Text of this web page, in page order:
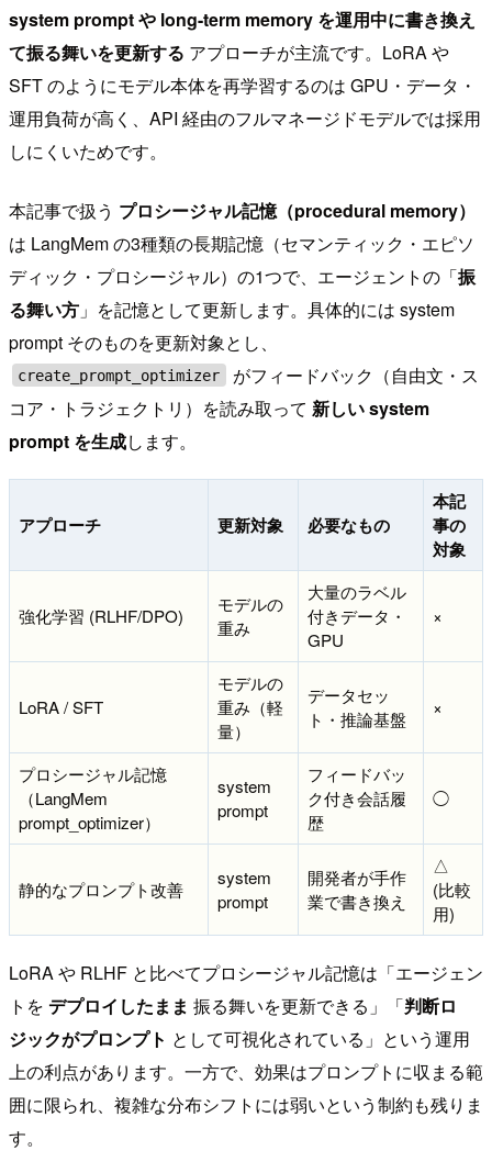
system prompt や long-term memory を運用中に書き換え
て振る舞いを更新する アプローチが主流です。LoRA や
SFT のようにモデル本体を再学習するのは GPU・データ・
運用負荷が高く、API 経由のフルマネージドモデルでは採用
しにくいためです。
本記事で扱う プロシージャル記憶（procedural memory）
は LangMem の3種類の長期記憶（セマンティック・エピソ
ディック・プロシージャル）の1つで、エージェントの「振
る舞い方 」を記憶として更新します。具体的には system
prompt そのものを更新対象とし、
create_prompt_optimizer
がフィードバック（自由文・ス
コア・トラジェクトリ）を読み取って 新しい system
prompt を生成します。
アプローチ 更新対象 必要なもの
本記
事の
対象
強化学習 (RLHF/DPO)
モデルの
重み
大量のラベル
付きデータ・
GPU
×
LoRA / SFT
モデルの
重み（軽
量）
データセッ
ト・推論基盤
×
プロシージャル記憶
（LangMem
prompt_optimizer）
system
prompt
フィードバッ
ク付き会話履
歴
◯
静的なプロンプト改善
system
prompt
開発者が手作
業で書き換え
△
(比較
用)
LoRA や RLHF と比べてプロシージャル記憶は「エージェン
トを デプロイしたまま 振る舞いを更新できる」「判断ロ
ジックがプロンプト として可視化されている」という運用
上の利点があります。一方で、効果はプロンプトに収まる範
囲に限られ、複雑な分布シフトには弱いという制約も残りま
す。